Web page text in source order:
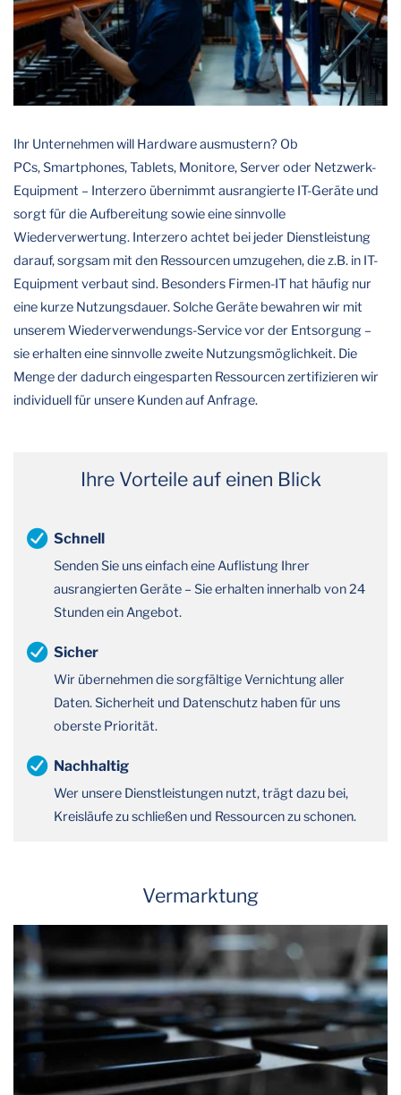
Ihr Unternehmen will Hardware ausmustern? Ob
PCs, Smartphones, Tablets, Monitore, Server oder Netzwerk-
Equipment – Interzero übernimmt ausrangierte IT-Geräte und
sorgt für die Aufbereitung sowie eine sinnvolle
Wiederverwertung. Interzero achtet bei jeder Dienstleistung
darauf, sorgsam mit den Ressourcen umzugehen, die z.B. in IT-
Equipment verbaut sind. Besonders Firmen-IT hat häufig nur
eine kurze Nutzungsdauer. Solche Geräte bewahren wir mit
unserem Wiederverwendungs-Service vor der Entsorgung –
sie erhalten eine sinnvolle zweite Nutzungsmöglichkeit. Die
Menge der dadurch eingesparten Ressourcen zertifizieren wir
individuell für unsere Kunden auf Anfrage.
Ihre Vorteile auf einen Blick
Schnell
Senden Sie uns einfach eine Auflistung Ihrer
ausrangierten Geräte – Sie erhalten innerhalb von 24
Stunden ein Angebot.
Sicher
Wir übernehmen die sorgfältige Vernichtung aller
Daten. Sicherheit und Datenschutz haben für uns
oberste Priorität.
Nachhaltig
Wer unsere Dienstleistungen nutzt, trägt dazu bei,
Kreisläufe zu schließen und Ressourcen zu schonen.
Vermarktung